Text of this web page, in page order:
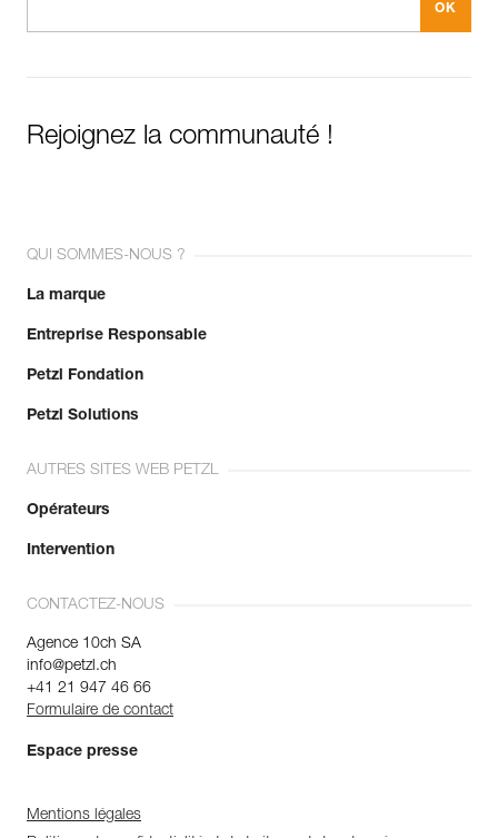
Rejoignez la communauté !
QUI SOMMES-NOUS ?
La marque
Entreprise Responsable
Petzl Fondation
Petzl Solutions
AUTRES SITES WEB PETZL
Opérateurs
Intervention
CONTACTEZ-NOUS
Agence 10ch SA
info@petzl.ch
+41 21 947 46 66
Formulaire de contact
Espace presse
Mentions légales